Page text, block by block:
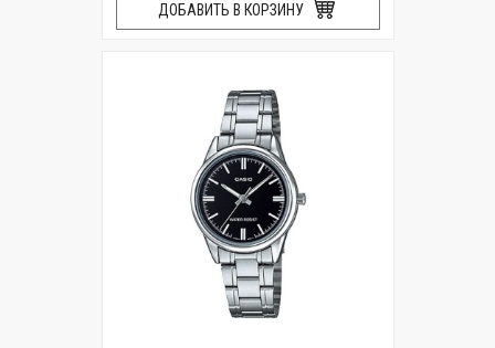
ДОБАВИТЬ В КОРЗИНУ